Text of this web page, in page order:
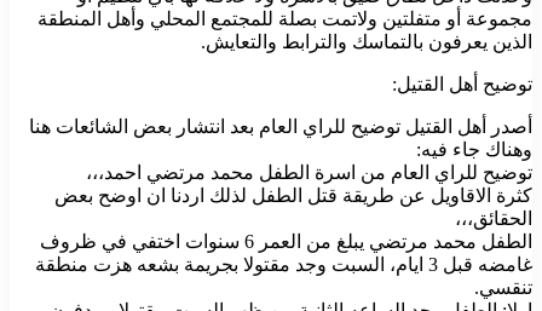
مجموعة أو متفلتين ولاتمت بصلة للمجتمع المحلي وأهل المنطقة
الذين يعرفون بالتماسك والترابط والتعايش.
توضيح أهل القتيل:
أصدر أهل القتيل توضيح للراي العام بعد انتشار بعض الشائعات هنا
وهناك جاء فيه:
توضيح للراي العام من اسرة الطفل محمد مرتضي احمد،،،
كثرة الاقاويل عن طريقة قتل الطفل لذلك اردنا ان اوضح بعض
الحقائق،،،
الطفل محمد مرتضي يبلغ من العمر 6 سنوات اختفي في ظروف
غامضه قبل 3 ايام، السبت وجد مقتولا بجريمة بشعه هزت منطقة
تنقسي.